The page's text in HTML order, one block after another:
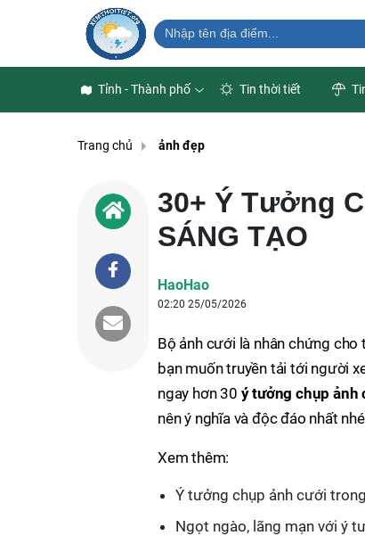
Tỉnh - Thành phố Tin thời tiết
Trang chủ ảnh đẹp
30+ Ý Tưởng
SÁNG TẠO
HaoHao
02:20 25/05/2026
Bộ ảnh cưới là nhân chứng
bạn muốn truyền tải tới người
ngay hơn 30 ý tưởng chụp ảnh
nên ý nghĩa và độc đáo nhất
Xem thêm:
Ý tưởng chụp ảnh cưới
Ngọt ngào, lãng mạn với ý